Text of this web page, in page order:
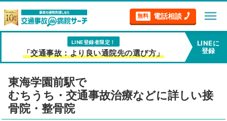
無料 電話相談 menu
LINE登録者限定！
「交通事故：より良い通院先の選び方」
LINEに
登録
東海学園前駅で
むちうち・交通事故治療などに詳しい接
骨院・整骨院